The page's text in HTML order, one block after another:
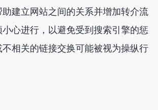
建立网站之间的关系并增加转介流
心进行，以避免受到搜索引擎的惩
相关的链接交换可能被视为操纵行